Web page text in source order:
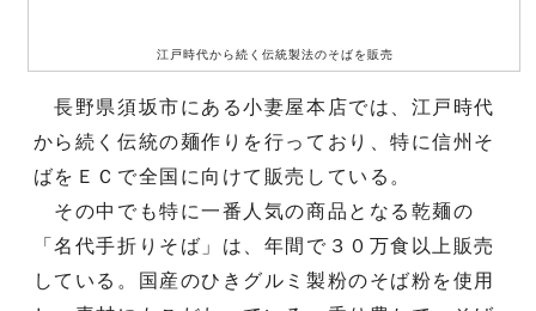
江戸時代から続く伝統製法のそばを販売
長野県須坂市にある小妻屋本店では、江戸時代
から続く伝統の麺作りを行っており、特に信州そ
ばをＥＣで全国に向けて販売している。
その中でも特に一番人気の商品となる乾麺の
「名代手折りそば」は、年間で３０万食以上販売
している。国産のひきグルミ製粉のそば粉を使用